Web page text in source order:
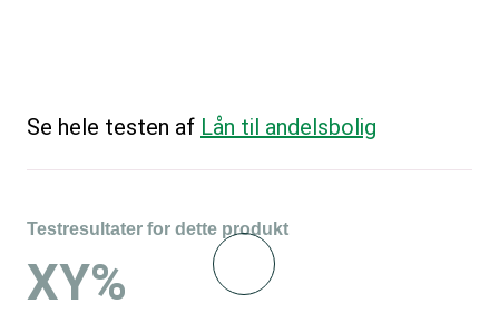
Se hele testen af Lån til andelsbolig
Testresultater for dette produkt
XY%